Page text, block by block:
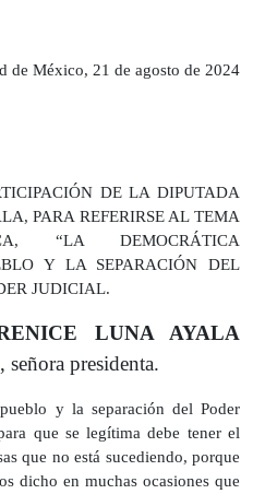
de México, 21 de agosto de 2024
DE LA DIPUTADA
PARA REFERIRSE AL TEMA
“LA DEMOCRÁTICA
Y LA SEPARACIÓN DEL
JUDICIAL.
LUNA AYALA
presidenta.
y la separación del Poder
que se legítima debe tener el
que no está sucediendo, porque
dicho en muchas ocasiones que